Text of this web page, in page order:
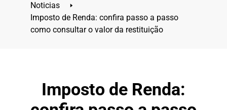
Noticias
🢒
Imposto de Renda: confira passo a passo
como consultar o valor da restituição
Imposto de Renda: